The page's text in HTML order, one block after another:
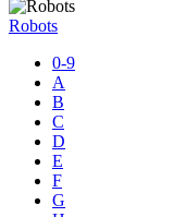
Robots
0-9
A
B
C
D
E
F
G